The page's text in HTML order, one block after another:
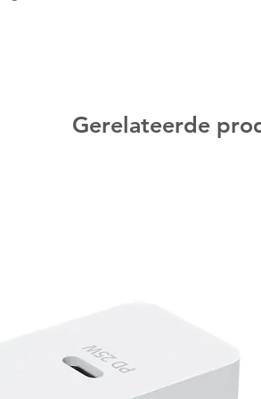
apparaten mee. Je kiest uit veel
in je trainingen. Met Gemini heb je
Gerelateerde